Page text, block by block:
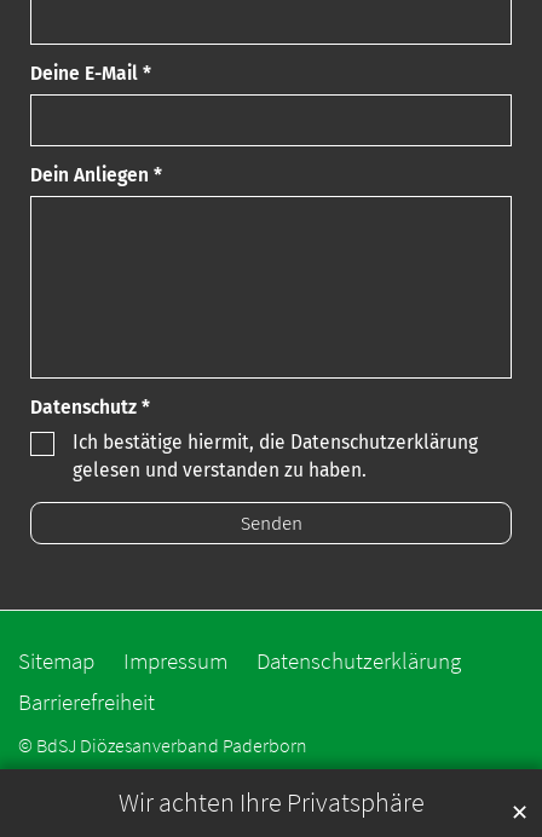
Wir achten Ihre Privatsphäre ✕
Deine E-Mail *
Dein Anliegen *
Datenschutz *
Ich bestätige hiermit, die Datenschutzerklärung
gelesen und verstanden zu haben.
Sitemap Impressum
Datenschutzerklärung
Barrierefreiheit
© BdSJ Diözesanverband Paderborn